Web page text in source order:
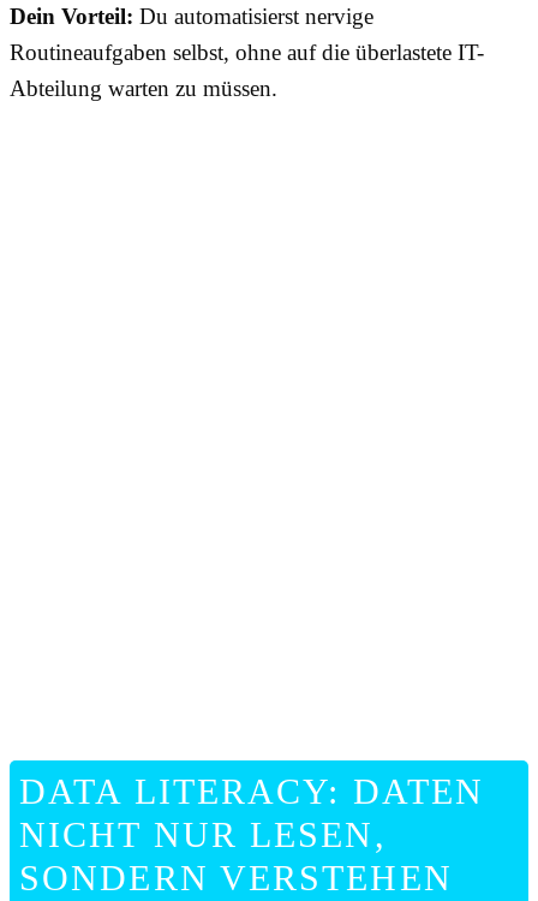
Dein Vorteil: Du automatisierst nervige
Routineaufgaben selbst, ohne auf die überlastete IT-
Abteilung warten zu müssen.
DATA LITERACY: DATEN
NICHT NUR LESEN,
SONDERN VERSTEHEN